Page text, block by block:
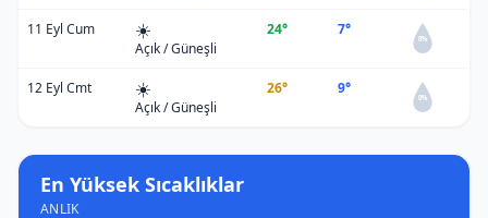
11 Eyl Cum ☀️
Açık / Güneşli
24° 7°
0%
12 Eyl Cmt ☀️
Açık / Güneşli
26° 9°
0%
En Yüksek Sıcaklıklar
ANLIK